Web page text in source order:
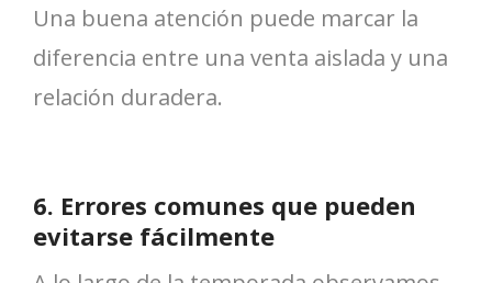
Una buena atención puede marcar la
diferencia entre una venta aislada y una
relación duradera.
6. Errores comunes que pueden
evitarse fácilmente